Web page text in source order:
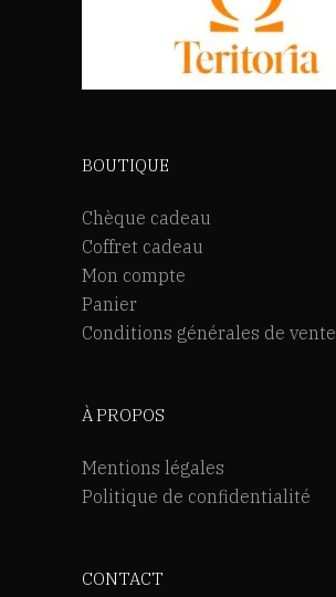
BOUTIQUE
Chèque cadeau
Coffret cadeau
Mon compte
Panier
Conditions générales de vente
À PROPOS
Mentions légales
Politique de confidentialité
CONTACT